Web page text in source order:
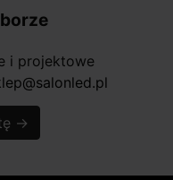
i projektowe
→